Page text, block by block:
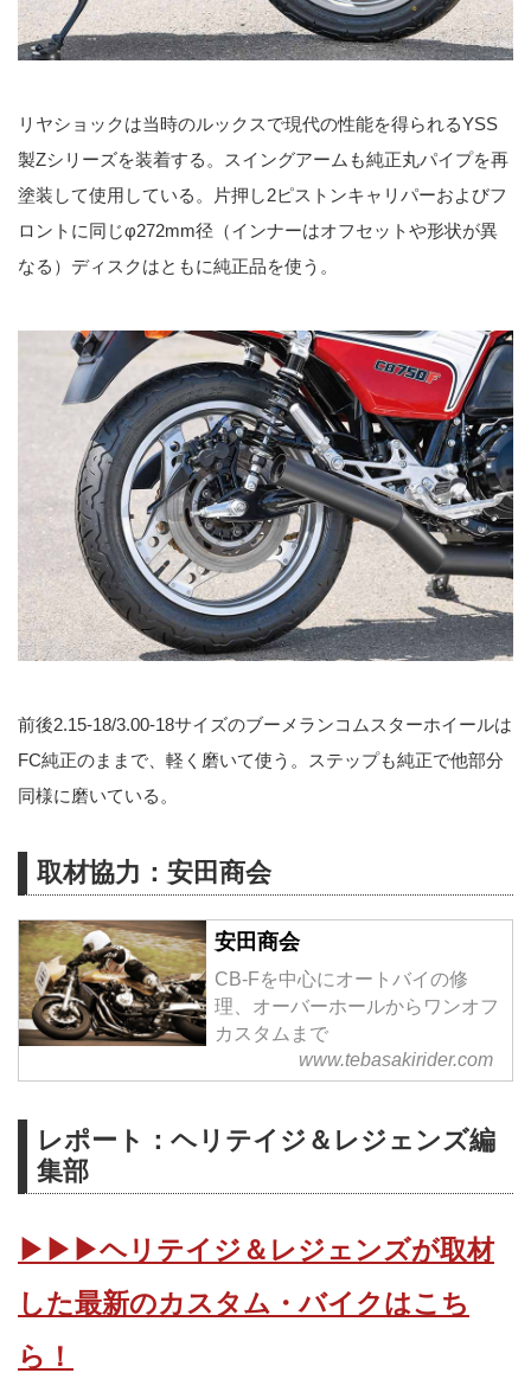
リヤショックは当時のルックスで現代の性能を得られるYSS
製Zシリーズを装着する。スイングアームも純正丸パイプを再
塗装して使用している。片押し2ピストンキャリパーおよびフ
ロントに同じφ272mm径（インナーはオフセットや形状が異
なる）ディスクはともに純正品を使う。
前後2.15-18/3.00-18サイズのブーメランコムスターホイールは
FC純正のままで、軽く磨いて使う。ステップも純正で他部分
同様に磨いている。
取材協力：安田商会
安田商会
CB-Fを中心にオートバイの修
理、オーバーホールからワンオフ
カスタムまで
www.tebasakirider.com
レポート：ヘリテイジ＆レジェンズ編
集部
▶▶▶ヘリテイジ＆レジェンズが取材
した最新のカスタム・バイクはこち
ら！